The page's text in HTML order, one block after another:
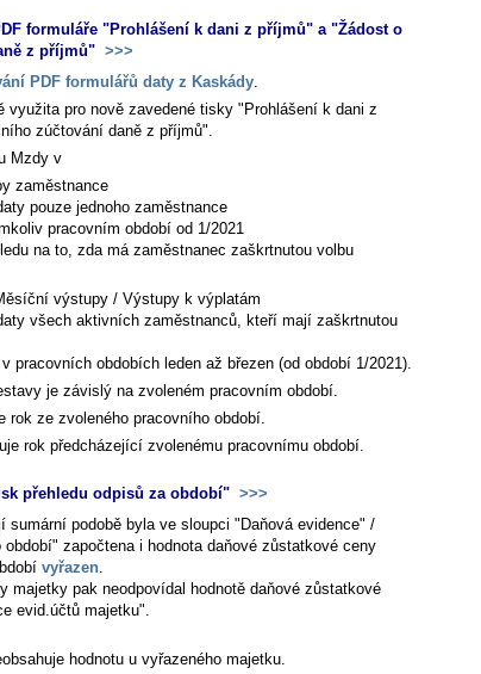
formuláře "Prohlášení k dani z příjmů" a "Žádost o
z příjmů" >>>
PDF formulářů daty z Kaskády.
využita pro nově zavedené tisky "Prohlášení k dani z
zúčtování daně z příjmů".
Mzdy v
zaměstnance
pouze jednoho zaměstnance
pracovním období od 1/2021
na to, zda má zaměstnanec zaškrtnutou volbu
výstupy / Výstupy k výplatám
všech aktivních zaměstnanců, kteří mají zaškrtnutou
pracovních obdobích leden až březen (od období 1/2021).
je závislý na zvoleném pracovním období.
rok ze zvoleného pracovního období.
rok předcházející zvolenému pracovnímu období.
přehledu odpisů za období" >>>
sumární podobě byla ve sloupci "Daňová evidence" /
započtena i hodnota daňové zůstatkové ceny
vyřazen.
majetky pak neodpovídal hodnotě daňové zůstatkové
evid.účtů majetku".
hodnotu u vyřazeného majetku.